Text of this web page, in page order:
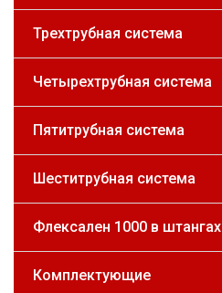
Трехтрубная система
Четырехтрубная система
Пятитрубная система
Шеститрубная система
Флексален 1000 в штангах
Комплектующие